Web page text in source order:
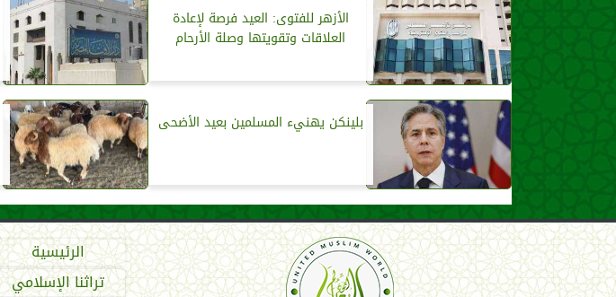
الأزهر للفتوى: العيد فرصة لإعادة
العلاقات وتقويتها وصلة الأرحام
بلينكن يهنيء المسلمين بعيد الأضحى
الرئيسية
تراثنا الإسلامي